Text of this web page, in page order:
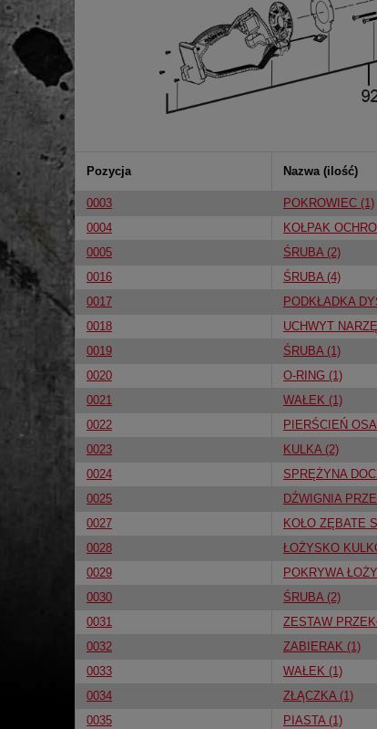
Pozycja Nazwa (ilość)
0003 POKROWIEC (1)
0004
KOŁPAK
0005
ŚRUBA (2)
0016
ŚRUBA (4)
0017
PODKŁADKA
0018
UCHWYT
0019
ŚRUBA (1)
0020
O-RING (1)
0021
WAŁEK (1)
0022
PIERŚCIEŃ
0023
KULKA (2)
0024
SPRĘŻYNA
0025
DŹWIGNIA
0027
KOŁO ZĘBATE
0028
ŁOŻYSKO
0029
POKRYWA
0030
ŚRUBA (2)
0031
ZESTAW
0032
ZABIERAK (1)
0033
WAŁEK (1)
0034
ZŁĄCZKA (1)
0035
PIASTA (1)